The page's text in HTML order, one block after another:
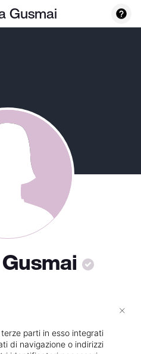
Gusmai
Epilazione con cera
parti in esso integrati
di navigazione o indirizzi
×